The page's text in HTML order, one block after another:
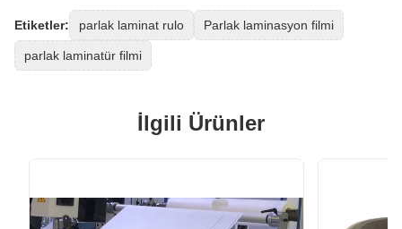
Etiketler: parlak laminat rulo Parlak laminasyon filmi
parlak laminatür filmi
İlgili Ürünler